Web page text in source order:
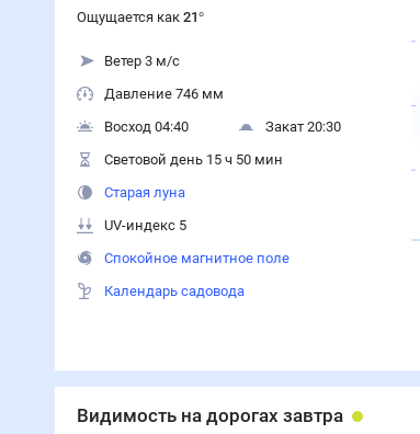
Ощущается как 21°
Ветер 3 м/с
Давление 746 мм
Восход 04:40
Закат 20:30
Световой день 15 ч 50 мин
Старая луна
UV-индекс 5
Спокойное магнитное поле
Календарь садовода
Видимость на дорогах завтра